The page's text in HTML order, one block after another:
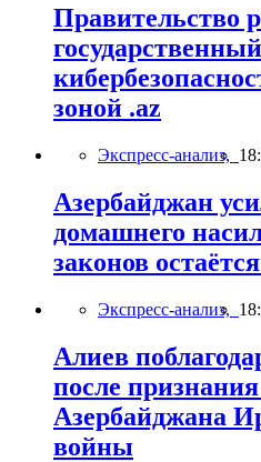
Правительство
зоной .az
Экспресс-анализ,
Азербайджан
домашнего
законов
Экспресс-анализ,
Алиев
после
Азербайджана
войны